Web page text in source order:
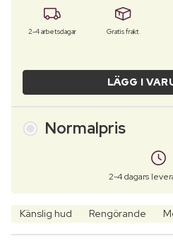
2-4 arbetsdagar Gratis frakt
LÄGG I
Normalpris
2-4 dagars
Känslig hud Rengörande